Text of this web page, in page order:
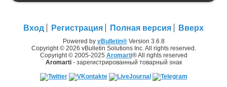
Вход Регистрация Полная версия Вверх
Powered by vBulletin®Version 3.6.8
Copyright © 2026 vBulletin Solutions Inc. All rights reserved.
Copyright © 2005-2025 Aromarti® All rights reserved
Aromarti- зарегистрированный товарный знак